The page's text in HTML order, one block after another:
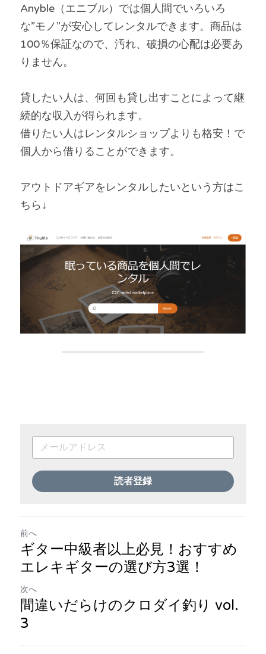
Anyble（エニブル）では個人間でいろいろ
な”モノ”が安心してレンタルできます。商品は
100％保証なので、汚れ、破損の心配は必要あ
りません。
貸したい人は、何回も貸し出すことによって継
続的な収入が得られます。
借りたい人はレンタルショップよりも格安！で
個人から借りることができます。
アウトドアギアをレンタルしたいという方はこ
ちら↓
読者登録
前へ
ギター中級者以上必見！おすすめ
エレキギターの選び方3選！
次へ
間違いだらけのクロダイ釣り vol.
3